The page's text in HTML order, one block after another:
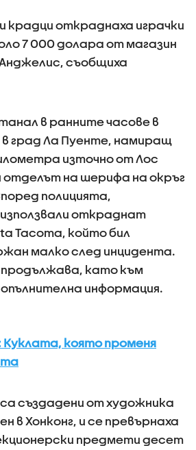
крадци откраднаха играчки
7 000 долара от магазин
съобщиха
в ранните часове в
в град Ла Пуенте, намиращ
източно от Лос
отделът на шерифа на окръг
полицията,
откраднат
Tacoma, който бил
малко след инцидента.
като към
информация.
която променя
създадени от художника
в Хонконг, и се превърнаха
предмети десет